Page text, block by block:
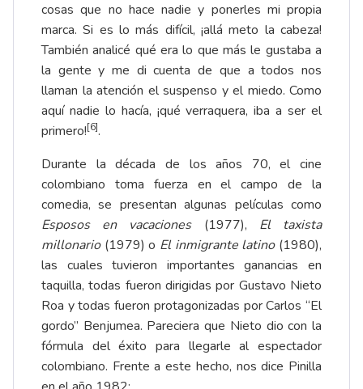
cosas que no hace nadie y ponerles mi propia
marca. Si es lo más difícil, ¡allá meto la cabeza!
También analicé qué era lo que más le gustaba a
la gente y me di cuenta de que a todos nos
llaman la atención el suspenso y el miedo. Como
aquí nadie lo hacía, ¡qué verraquera, iba a ser el
primero![6].
Durante la década de los años 70, el cine
colombiano toma fuerza en el campo de la
comedia, se presentan algunas películas como
Esposos en vacaciones(1977), El taxista
millonario(1979) o El inmigrante latino(1980),
las cuales tuvieron importantes ganancias en
taquilla, todas fueron dirigidas por Gustavo Nieto
Roa y todas fueron protagonizadas por Carlos “El
gordo” Benjumea. Pareciera que Nieto dio con la
fórmula del éxito para llegarle al espectador
colombiano. Frente a este hecho, nos dice Pinilla